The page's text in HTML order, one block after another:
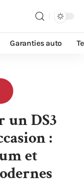
Garanties auto
un DS3
:
et